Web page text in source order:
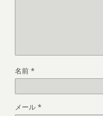
名前 *
メール *